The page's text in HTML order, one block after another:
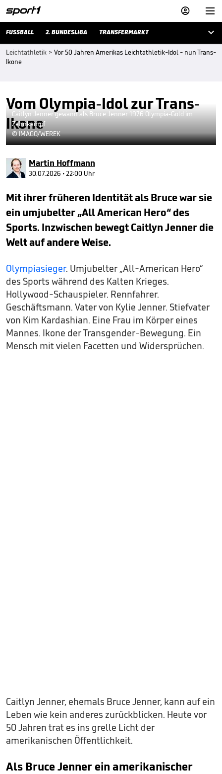


FUSSBALL 2. BUNDESLIGA TRANSFERMARKT 
Leichtathletik > Vor 50 Jahren Amerikas Leichtathletik-Idol - nun Trans-
Ikone
Vom Olympia-Idol zur Trans-
Ikone
Caitlyn Jenner gewann als Bruce Jenner 1976 Olympia-Gold im
Zehnkampf
© IMAGO/WEREK
Martin Hoffmann
30.07.2026 • 22:00 Uhr
Mit ihrer früheren Identität als Bruce war sie
ein umjubelter „All American Hero“ des
Sports. Inzwischen bewegt Caitlyn Jenner die
Welt auf andere Weise.
Olympiasieger. Umjubelter „All-American Hero“
des Sports während des Kalten Krieges.
Hollywood-Schauspieler. Rennfahrer.
Geschäftsmann. Vater von Kylie Jenner. Stiefvater
von Kim Kardashian. Eine Frau im Körper eines
Mannes. Ikone der Transgender-Bewegung. Ein
Mensch mit vielen Facetten und Widersprüchen.
Caitlyn Jenner, ehemals Bruce Jenner, kann auf ein
Leben wie kein anderes zurückblicken. Heute vor
50 Jahren trat es ins grelle Licht der
amerikanischen Öffentlichkeit.
Als Bruce Jenner ein amerikanischer